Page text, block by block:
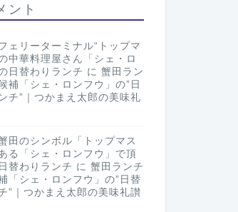
ント
ェリーターミナル“トップマ
中華料理屋さん「シェ・ロ
日替わりランチ に 蟹田ラン
補「シェ・ロンフウ」の”日
チ”｜つかまえ太郎の美味礼
田のシンボル「トップマス
る「シェ・ロンフウ」で頂
替わりランチ に 蟹田ランチ
「シェ・ロンフウ」の”日替
”｜つかまえ太郎の美味礼讃